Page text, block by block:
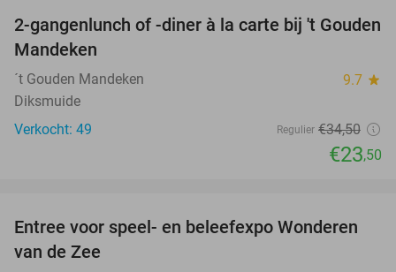
32%
2-gangenlunch of -diner à la carte bij 't Gouden
Mandeken
´t Gouden Mandeken 9.7 star
Diksmuide
Verkocht: 49
Regulier €34,50
€23,50
21%
Entree voor speel- en beleefexpo Wonderen
van de Zee